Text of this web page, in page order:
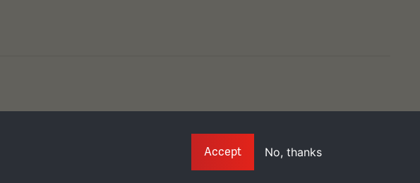
Accept No, thanks